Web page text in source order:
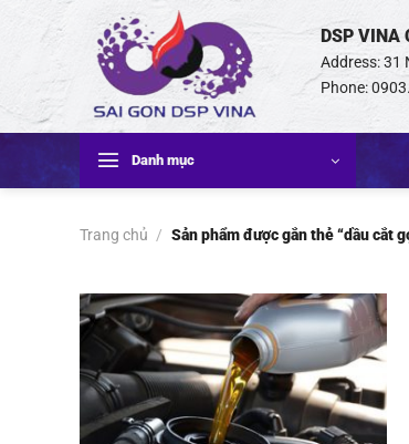
DSP VINA
Address: 31
Phone:
Danh mục
Trang chủ / Sản phẩm được gắn thẻ “dầu cắt